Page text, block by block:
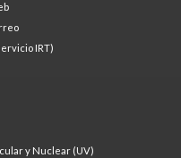
IRT)
y Nuclear (UV)